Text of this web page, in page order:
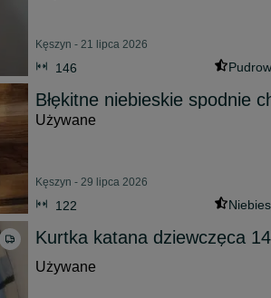
Kęszyn - 21 lipca 2026
146
Błękitne niebieskie spodnie
Używane
Kęszyn - 29 lipca 2026
122
Kurtka katana dziewczęca
Używane